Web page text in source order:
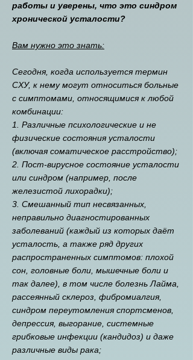
работы и уверены, что это синдром
хронической усталости?
Вам нужно это знать:
Сегодня, когда используется термин
CХУ, к нему могут относиться больные
с симптомами, относящимися к любой
комбинации:
1. Различные психологические и не
физические состояния усталости
(включая соматическое расстройство);
2. Пост-вирусное состояние усталости
или синдром (например, после
железистой лихорадки);
3. Смешанный тип несвязанных,
неправильно диагностированных
заболеваний (каждый из которых даёт
усталость, а также ряд других
распространенных симптомов: плохой
сон, головные боли, мышечные боли и
так далее), в том числе болезнь Лайма,
рассеянный склероз, фибромиалгия,
синдром переутомления спортсменов,
депрессия, выгорание, системные
грибковые инфекции (кандидоз) и даже
различные виды рака;